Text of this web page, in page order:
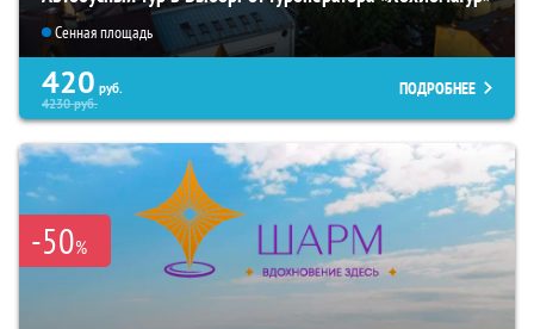
Сенная площадь
420 руб.
4230руб.
ПОДРОБНЕЕ
-50%